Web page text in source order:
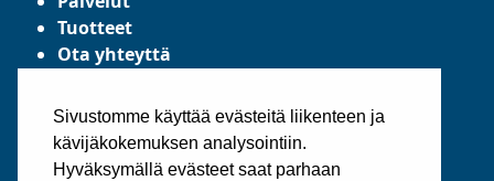
Sivustomme käyttää evästeitä liikenteen ja
kävijäkokemuksen analysointiin.
Hyväksymällä evästeet saat parhaan
Tuotteet
Ota yhteyttä
Yleiset toimitusehdot